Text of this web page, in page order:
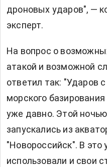
дроновых ударов", —
эксперт.
На вопрос о
атакой и возможной
ответил так: "Ударов
морского
уже давно. Этой
запускались из
"Новороссийск". В это
использовали и свои